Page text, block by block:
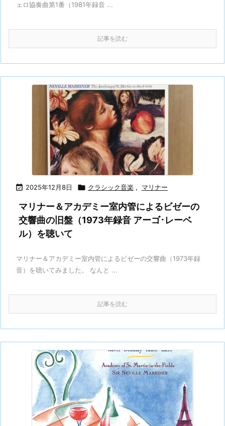
ェロ協奏曲第1番（1981年録音 ...
記事を読む
 2025年12月8日  クラシック音楽 , マリナー
マリナー＆アカデミー室内管によるビゼーの
交響曲の旧盤（1973年録音 アーゴ･レーベ
ル）を聴いて
マリナー＆アカデミー室内管によるビゼーの交響曲（1973年録
音）を聴いてみました。 なんと ...
記事を読む